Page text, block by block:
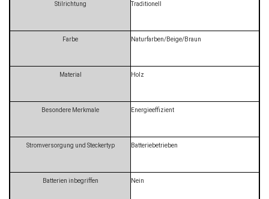
Stilrichtung ‎Traditionell
Farbe ‎Naturfarben/Beige/Braun
Material ‎Holz
Besondere Merkmale ‎Energieeffizient
Stromversorgung und Steckertyp ‎Batteriebetrieben
Batterien inbegriffen ‎Nein